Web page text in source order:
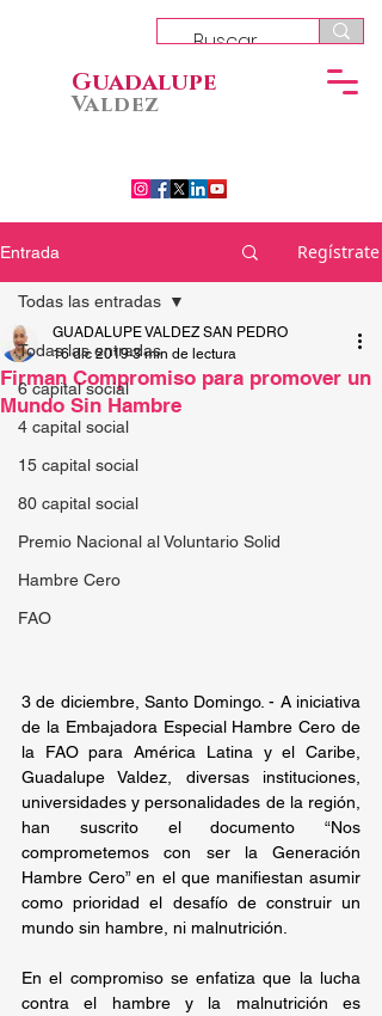
Guadalupe
Valdez
Entrada Regístrate
Todas las entradas
6 capital social
4 capital social
15 capital social
80 capital social
Premio Nacional al Voluntario Solid
Hambre Cero
FAO
Todas las entradas
Firman Compromiso para promover un
Mundo Sin Hambre
GUADALUPE VALDEZ SAN PEDRO
16 dic 2019 3 min de lectura
3 de diciembre, Santo Domingo. - A iniciativa
de la Embajadora Especial Hambre Cero de
la FAO para América Latina y el Caribe,
Guadalupe Valdez, diversas instituciones,
universidades y personalidades de la región,
han suscrito el documento “Nos
comprometemos con ser la Generación
Hambre Cero” en el que manifiestan asumir
como prioridad el desafío de construir un
mundo sin hambre, ni malnutrición.
En el compromiso se enfatiza que la lucha
contra el hambre y la malnutrición es